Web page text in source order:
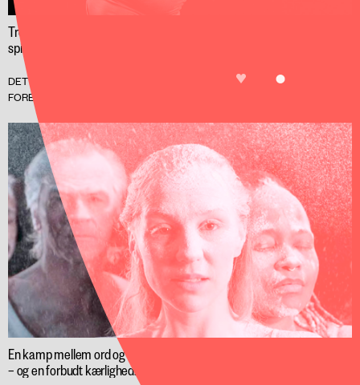
Tre grønlandske kvinders nye, stærke monologer om liv, sprog,
spiritualitet, længsel og hverdagsracisme.
DET GRØNLANDSKE HUS
FORESTILLING
En kamp mellem ord og krop, tab og oprejsning
– og en forbudt kærlighed.